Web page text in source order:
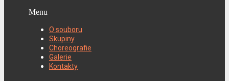
Menu
O souboru
Skupiny
Choreografie
Galerie
Kontakty